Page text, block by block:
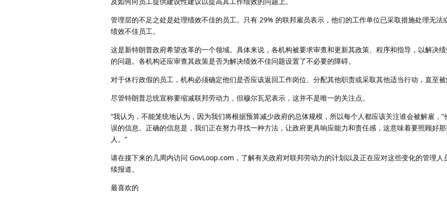
管理层的不足之处是处理绩效不佳的员工。只有 29% 的联邦雇员表示，他们的工作单位已采取措施处理无法
绩效不佳员工。
这是新特朗普政府希望改革的一个领域。具体来说，各机构被要求审查和更新其政策、程序和指导，以解决
的问题。各机构还应审查其政策是否为解决绩效不佳问题设置了不必要的障碍。
对于休行政假的员工，机构必须确定他们是否应该返回工作岗位、分配其他职责或采取其他适当行动，直至
尽管特朗普总统宣称要缩减联邦劳动力，但穆尔瓦尼表示，这并不是唯一的关注点。
“我认为，不能笼统地认为，因为我们将根据预算减少政府的总体规模，所以每个人都应该关注谁会被解雇，”
误的信息。正确的信息是，我们正在努力寻找一种方法，让政府更具响应能力和责任感，这意味着要照顾好
人。”
请在接下来的几周内访问 GovLoop.com，了解有关政府对联邦劳动力的计划以及正在应对这些变化的管理人
续报道。
最喜欢的